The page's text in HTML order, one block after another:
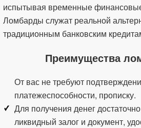
испытывая временные
Ломбарды служат реальной
традиционным банковским
Преимущества
От вас не требуют
платежеспособности, прописку.
Для получения денег
ликвидный залог и документ,